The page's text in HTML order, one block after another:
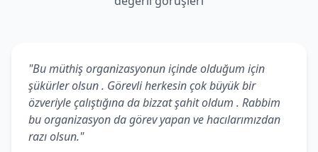
"Bu müthiş organizasyonun içinde olduğum için
şükürler olsun . Görevli herkesin çok büyük bir
özveriyle çalıştığına da bizzat şahit oldum . Rabbim
bu organizasyon da görev yapan ve hacılarımızdan
razı olsun."